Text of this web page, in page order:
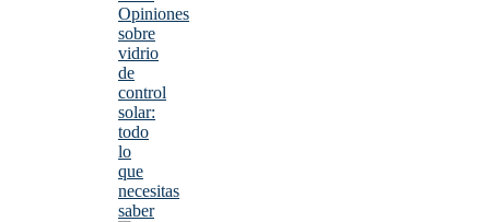
Opiniones
sobre
vidrio
de
control
solar:
todo
lo
que
necesitas
saber